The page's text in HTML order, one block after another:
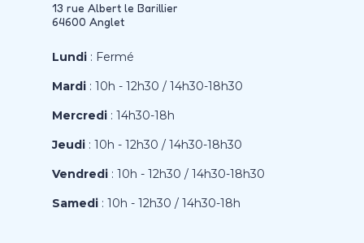
13 rue Albert le Barillier
64600 Anglet
Lundi : Fermé
Mardi : 10h - 12h30 / 14h30-18h30
Mercredi : 14h30-18h
Jeudi : 10h - 12h30 / 14h30-18h30
Vendredi : 10h - 12h30 / 14h30-18h30
Samedi : 10h - 12h30 / 14h30-18h